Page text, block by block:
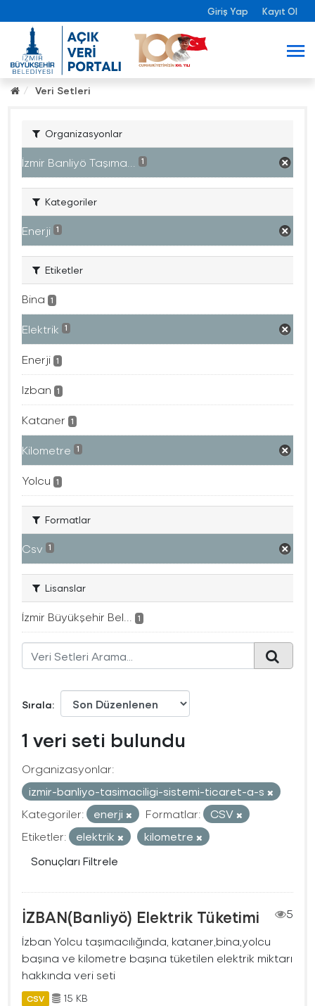
Giriş Yap Kayıt Ol
Veri Setleri
Organizasyonlar
İzmir Banliyö Taşıma... 1
Kategoriler
Enerji 1
Etiketler
Bina 1
Elektrik 1
Enerji 1
Izban 1
Kataner 1
Kilometre 1
Yolcu 1
Formatlar
Csv 1
Lisanslar
İzmir Büyükşehir Bel... 1
Sırala
1 veri seti bulundu
Organizasyonlar:
izmir-banliyo-tasimaciligi-sistemi-ticaret-a-s
Kategoriler:
enerji Formatlar:
CSV
Etiketler:
elektrik
kilometre
Sonuçları Filtrele
İZBAN(Banliyö) Elektrik Tüketimi
5
İzban Yolcu taşımacılığında, kataner,bina,yolcu
başına ve kilometre başına tüketilen elektrik miktarı
hakkında veri seti
CSV 15 KB